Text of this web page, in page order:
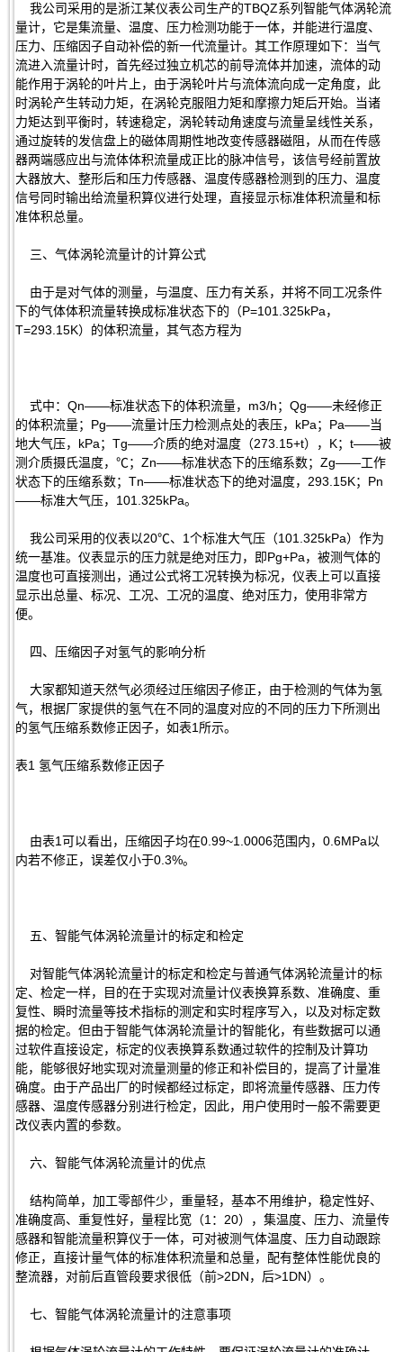
我公司采用的是浙江某仪表公司生产的TBQZ系列智能气体涡轮流
量计，它是集流量、温度、压力检测功能于一体，并能进行温度、
压力、压缩因子自动补偿的新一代流量计。其工作原理如下：当气
流进入流量计时，首先经过独立机芯的前导流体并加速，流体的动
能作用于涡轮的叶片上，由于涡轮叶片与流体流向成一定角度，此
时涡轮产生转动力矩，在涡轮克服阻力矩和摩擦力矩后开始。当诸
力矩达到平衡时，转速稳定，涡轮转动角速度与流量呈线性关系，
通过旋转的发信盘上的磁体周期性地改变传感器磁阻，从而在传感
器两端感应出与流体体积流量成正比的脉冲信号，该信号经前置放
大器放大、整形后和压力传感器、温度传感器检测到的压力、温度
信号同时输出给流量积算仪进行处理，直接显示标准体积流量和标
准体积总量。
三、气体涡轮流量计的计算公式
由于是对气体的测量，与温度、压力有关系，并将不同工况条件
下的气体体积流量转换成标准状态下的（P=101.325kPa，
T=293.15K）的体积流量，其气态方程为
式中：Qn——标准状态下的体积流量，m3/h；Qg——未经修正
的体积流量；Pg——流量计压力检测点处的表压，kPa；Pa——当
地大气压，kPa；Tg——介质的绝对温度（273.15+t），K；t——被
测介质摄氏温度，℃；Zn——标准状态下的压缩系数；Zg——工作
状态下的压缩系数；Tn——标准状态下的绝对温度，293.15K；Pn
——标准大气压，101.325kPa。
我公司采用的仪表以20℃、1个标准大气压（101.325kPa）作为
统一基准。仪表显示的压力就是绝对压力，即Pg+Pa，被测气体的
温度也可直接测出，通过公式将工况转换为标况，仪表上可以直接
显示出总量、标况、工况、工况的温度、绝对压力，使用非常方
便。
四、压缩因子对氢气的影响分析
大家都知道天然气必须经过压缩因子修正，由于检测的气体为氢
气，根据厂家提供的氢气在不同的温度对应的不同的压力下所测出
的氢气压缩系数修正因子，如表1所示。
表1 氢气压缩系数修正因子
由表1可以看出，压缩因子均在0.99~1.0006范围内，0.6MPa以
内若不修正，误差仅小于0.3%。
五、智能气体涡轮流量计的标定和检定
对智能气体涡轮流量计的标定和检定与普通气体涡轮流量计的标
定、检定一样，目的在于实现对流量计仪表换算系数、准确度、重
复性、瞬时流量等技术指标的测定和实时程序写入，以及对标定数
据的检定。但由于智能气体涡轮流量计的智能化，有些数据可以通
过软件直接设定，标定的仪表换算系数通过软件的控制及计算功
能，能够很好地实现对流量测量的修正和补偿目的，提高了计量准
确度。由于产品出厂的时候都经过标定，即将流量传感器、压力传
感器、温度传感器分别进行检定，因此，用户使用时一般不需要更
改仪表内置的参数。
六、智能气体涡轮流量计的优点
结构简单，加工零部件少，重量轻，基本不用维护，稳定性好、
准确度高、重复性好，量程比宽（1：20），集温度、压力、流量传
感器和智能流量积算仪于一体，可对被测气体温度、压力自动跟踪
修正，直接计量气体的标准体积流量和总量，配有整体性能优良的
整流器，对前后直管段要求很低（前>2DN，后>1DN）。
七、智能气体涡轮流量计的注意事项